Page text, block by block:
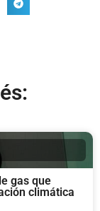
gas que
climática